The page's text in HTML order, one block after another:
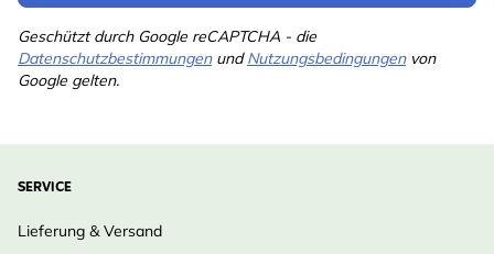
Geschützt durch Google reCAPTCHA - die
DatenschutzbestimmungenundNutzungsbedingungenvon
Google gelten.
SERVICE
Lieferung & Versand